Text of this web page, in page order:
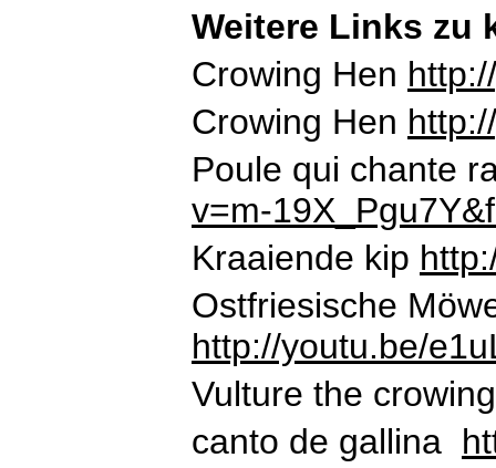
Weitere Links zu
Crowing Hen
Crowing Hen
Poule qui chante
v=m-
Kraaiende kip
Ostfriesische
http://youtu.be/
Vulture the
canto de gallina